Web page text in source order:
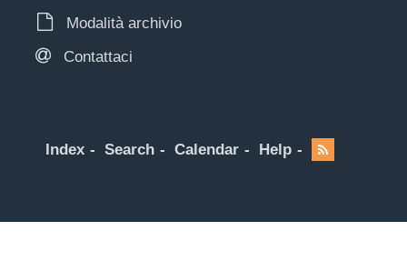
Modalità archivio
Contattaci
Index Search Calendar Help